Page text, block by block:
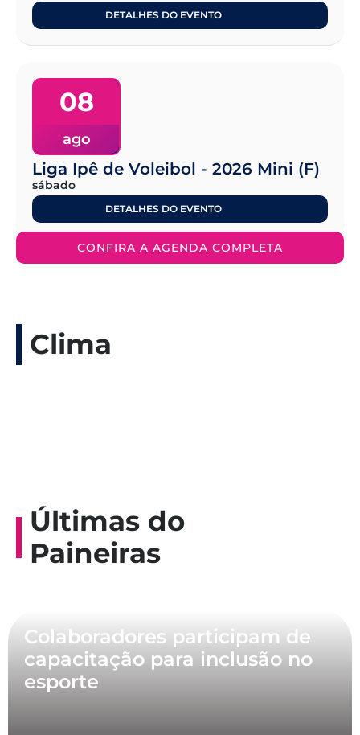
DETALHES DO EVENTO
08
ago
Liga Ipê de Voleibol - 2026 Mini (F)
sábado
DETALHES DO EVENTO
CONFIRA A AGENDA COMPLETA
Clima
Últimas do
Paineiras
Colaboradores participam de
capacitação para inclusão no
esporte